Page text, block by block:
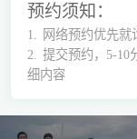
预约须知：
1.
网络预约优先就
2.
提交预约，5-10
细内容